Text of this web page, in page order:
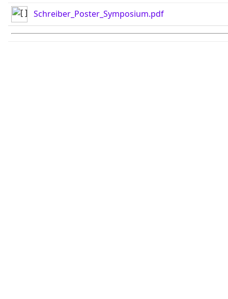
Schreiber_Poster_Symposium.pdf